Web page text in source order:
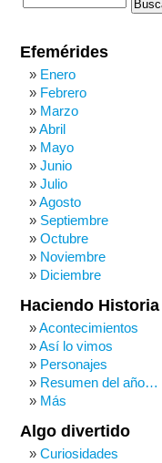
Efemérides
Enero
Febrero
Marzo
Abril
Mayo
Junio
Julio
Agosto
Septiembre
Octubre
Noviembre
Diciembre
Haciendo Historia
Acontecimientos
Así lo vimos
Personajes
Resumen del año…
Más
Algo divertido
Curiosidades